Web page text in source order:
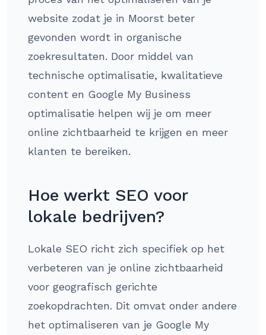
website zodat je in Moorst beter
gevonden wordt in organische
zoekresultaten. Door middel van
technische optimalisatie, kwalitatieve
content en Google My Business
optimalisatie helpen wij je om meer
online zichtbaarheid te krijgen en meer
klanten te bereiken.
Hoe werkt SEO voor
lokale bedrijven?
Lokale SEO richt zich specifiek op het
verbeteren van je online zichtbaarheid
voor geografisch gerichte
zoekopdrachten. Dit omvat onder andere
het optimaliseren van je Google My